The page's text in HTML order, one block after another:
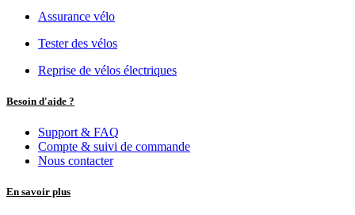
Assurance vélo
Tester des vélos
Reprise de vélos électriques
Besoin d'aide ?
Support & FAQ
Compte & suivi de commande
Nous contacter
En savoir plus